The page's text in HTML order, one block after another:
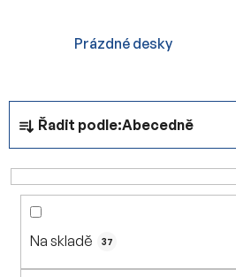
Prázdné desky
Ř
z
e
n
Řadit podle:Abecedně
Na skladě 37